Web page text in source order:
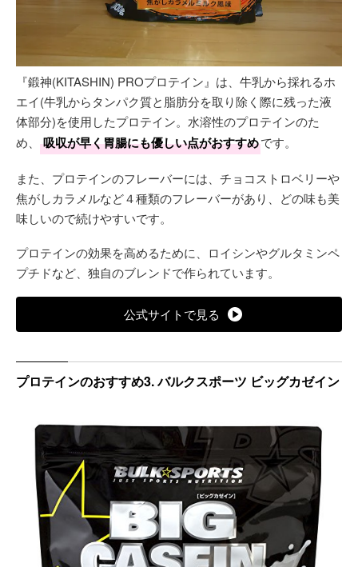
『鍛神(KITASHIN) PROプロテイン』は、牛乳から採れるホ
エイ(牛乳からタンパク質と脂肪分を取り除く際に残った液
体部分)を使用したプロテイン。水溶性のプロテインのた
め、
吸収が早く胃腸にも優しい点がおすすめです。
また、プロテインのフレーバーには、チョコストロベリーや
焦がしカラメルなど４種類のフレーバーがあり、どの味も美
味しいので続けやすいです。
プロテインの効果を高めるために、ロイシンやグルタミンペ
プチドなど、独自のブレンドで作られています。
公式サイトで見る
プロテインのおすすめ3. バルクスポーツ ビッグカゼイン